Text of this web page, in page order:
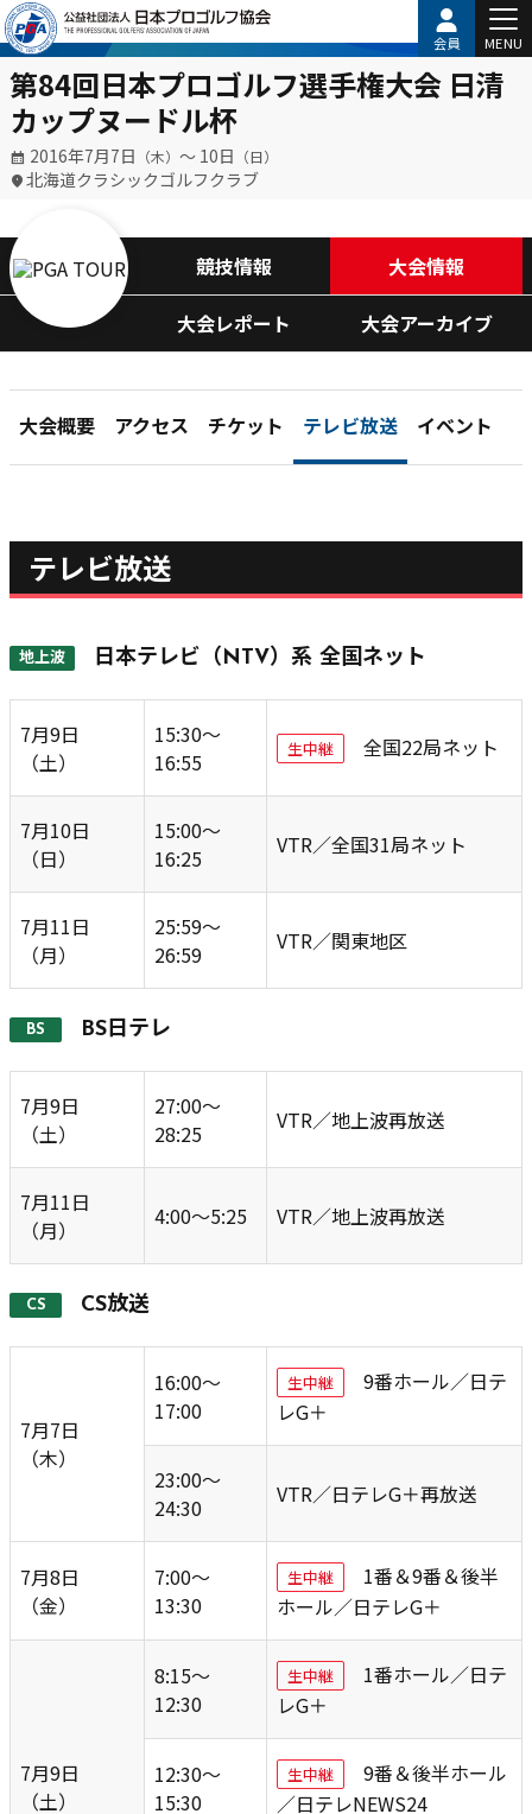
会員 MENU
第84回日本プロゴルフ選手権大会 日清
カップヌードル杯
2016年7月7日 （木） 〜 10日 （日）
北海道クラシックゴルフクラブ
競技情報
大会情報
大会レポート
大会アーカイブ
大会概要 アクセス チケット テレビ放送 イベント
テレビ放送
地上波 日本テレビ（NTV）系 全国ネット
7月9日
（土）
15:30～
16:55
生中継 全国22局ネット
7月10日
（日）
15:00～
16:25
VTR／全国31局ネット
7月11日
（月）
25:59～
26:59
VTR／関東地区
BS BS日テレ
7月9日
（土）
27:00～
28:25
VTR／地上波再放送
7月11日
（月）
4:00～5:25 VTR／地上波再放送
CS CS放送
7月7日
（木）
16:00～
17:00
生中継
9番ホール／日テ
レG＋
23:00～
24:30
VTR／日テレG＋再放送
7月8日
（金）
7:00～
13:30
生中継
1番＆9番＆後半
ホール／日テレG＋
7月9日
（土）
8:15～
12:30
生中継
1番ホール／日テ
レG＋
12:30～
15:30
生中継
9番＆後半ホール
／日テレNEWS24